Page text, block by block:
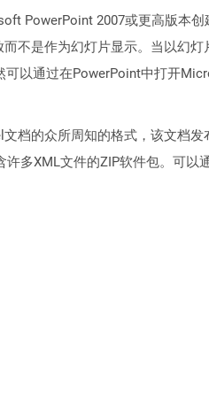
PowerPoint 2007或更高版本
不是作为幻灯片显示。当以幻
以通过在PowerPoint中打开
档的众所周知的格式，该文档
多XML文件的ZIP软件包。可以